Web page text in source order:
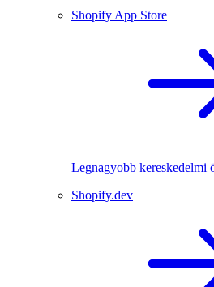
Shopify App Store
Legnagyobb kereskedelmi
Shopify.dev